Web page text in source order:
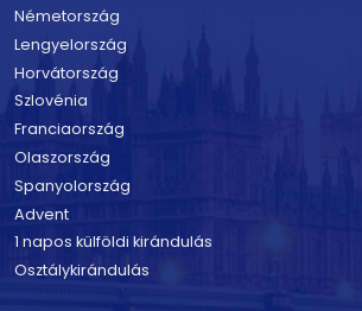
Németország
Lengyelország
Horvátország
Szlovénia
Franciaország
Olaszország
Spanyolország
Advent
1 napos külföldi kirándulás
Osztálykirándulás